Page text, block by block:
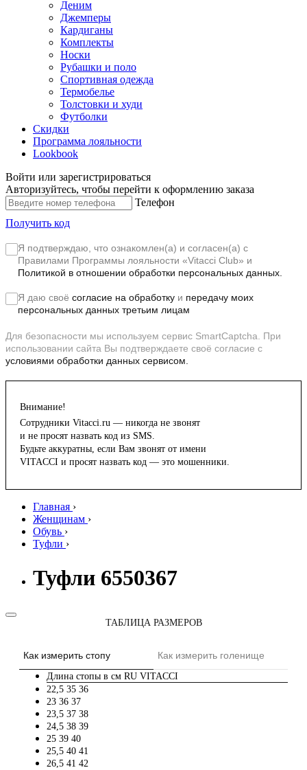
Деним
Джемперы
Кардиганы
Комплекты
Носки
Рубашки и поло
Спортивная одежда
Термобелье
Толстовки и худи
Футболки
Скидки
Программа лояльности
Lookbook
Войти или зарегистрироваться
Авторизуйтесь, чтобы перейти к оформлению заказа
Телефон
Получить код
Я подтверждаю, что ознакомлен(а) и согласен(а) с
Правилами Программы лояльности «Vitacci Club» и
Политикой в отношении обработки персональных данных.
Я даю своё согласие на обработку и передачу моих
персональных данных третьим лицам
Для безопасности мы используем сервис SmartCaptcha. При
использовании сайта Вы подтверждаете своё согласие с
условиями обработки данных сервисом.
Внимание!
Сотрудники Vitacci.ru — никогда не звонят
и не просят назвать код из SMS.
Будьте аккуратны, если Вам звонят от имени
VITACCI и просят назвать код — это мошенники.
Главная ›
Женщинам ›
Обувь ›
Туфли ›
Туфли 6550367
ТАБЛИЦА РАЗМЕРОВ
Как измерить стопу Как измерить голенище
Длина стопы в см RU VITACCI
22,5 35 36
23 36 37
23,5 37 38
24,5 38 39
25 39 40
25,5 40 41
26,5 41 42